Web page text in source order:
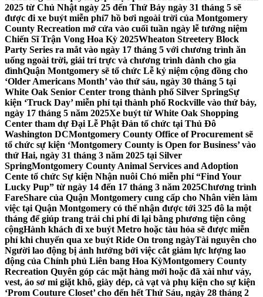
2025 từ Chủ Nhật ngày 25 đến Thứ Bảy ngày 31 tháng 5 sẽ
được đi xe buýt miễn phí7 hồ bơi ngoài trời của Montgomery
County Recreation mở cửa vào cuối tuần ngày lễ tưởng niệm
Chiến Sĩ Trận Vong Hoa Kỳ 2025Wheaton Streetery Block
Party Series ra mắt vào ngày 17 tháng 5 với chương trình ăn
uống ngoài trời, giải trí trực và chương trình dành cho gia
đìnhQuận Montgomery sẽ tổ chức Lễ kỷ niệm cộng đồng cho
‘Older Americans Month’ vào thứ sáu, ngày 30 tháng 5 tại
White Oak Senior Center trong thành phố Silver SpringSự
kiện ‘Truck Day’ miễn phí tại thành phố Rockville vào thứ bảy,
ngày 17 tháng 5 năm 2025Xe buýt từ White Oak Shopping
Center tham dự Đại Lễ Phật Đản tổ chức tại Thủ Đô
Washington DCMontgomery County Office of Procurement sẽ
tổ chức sự kiện ‘Montgomery County is Open for Business’ vào
thứ Hai, ngày 31 tháng 3 năm 2025 tại Silver
SpringMontgomery County Animal Services and Adoption
Cente tổ chức Sự kiện Nhận nuôi Chó miễn phí “Find Your
Lucky Pup” từ ngày 14 đến 17 tháng 3 năm 2025Chương trình
FareShare của Quận Montgomery cung cấp cho Nhân viên làm
việc tại Quận Montgomery có thể nhận được tới 325 đô la một
tháng để giúp trang trải chi phí đi lại bằng phương tiện công
cộngHành khách đi xe buýt Metro hoặc tàu hỏa sẽ được miễn
phí khi chuyển qua xe buýt Ride On trong ngàyTài nguyên cho
Người lao động bị ảnh hưởng bởi việc cắt giảm lực lượng lao
động của Chính phủ Liên bang Hoa KỳMontgomery County
Recreation Quyên góp các mặt hàng mới hoặc đã xài như váy,
vest, áo sơ mi giặt khô, giày dép, cà vạt và phụ kiện cho sự kiện
‘Prom Couture Closet’ cho đến hết Thứ Sáu, ngày 28 tháng 2